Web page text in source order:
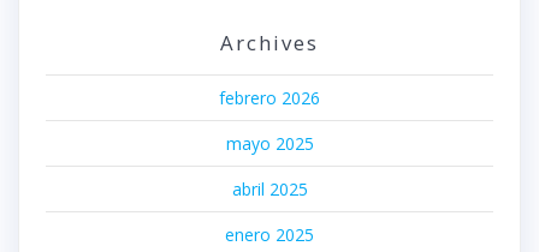
Archives
febrero 2026
mayo 2025
abril 2025
enero 2025